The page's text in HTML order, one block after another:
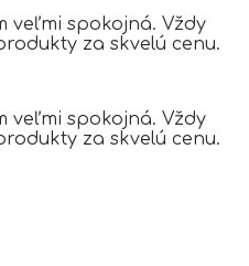
veľmi spokojná. Vždy
za skvelú cenu.
veľmi spokojná. Vždy
za skvelú cenu.